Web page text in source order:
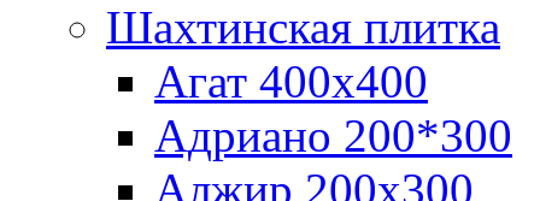
Шахтинская плитка
Агат 400х400
Адриано 200*300
Алжир 200х300